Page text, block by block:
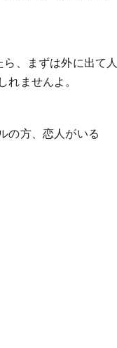
、まずは外に出て人
ませんよ。
の方、恋人がいる